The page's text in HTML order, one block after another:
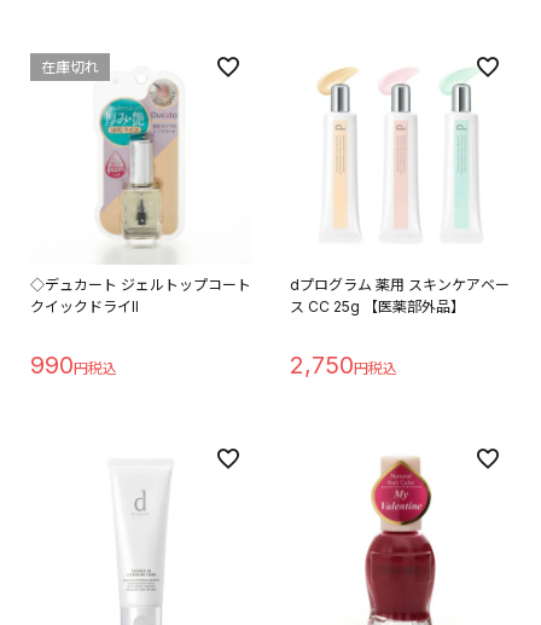
◇デュカート ジェルトップコート
クイックドライII
990
在庫切れ
dプログラム 薬用 スキンケアベー
ス CC 25g 【医薬部外品】
2,750